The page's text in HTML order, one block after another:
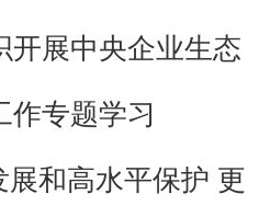
开展中央企业生态
作专题学习
和高水平保护 更